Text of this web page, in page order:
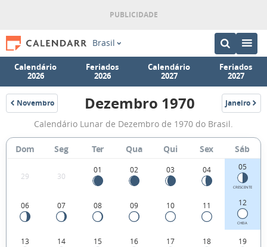
Brasil
Calendário
2026
Feriados
2026
Calendário
2027
Feriados
2027
Novembro
1970
Fases
da
Lua
Dezembro
1970
Dezembro 1970 Janeiro
1971
Calendário Lunar de Dezembro de 1970 do Brasil.
Dom Seg Ter Qua Qui Sex Sáb
29 30
01 02 03 04 05
CRESCENTE
06 07 08 09 10 11 12
CHEIA
13 14 15 16 17 18 19